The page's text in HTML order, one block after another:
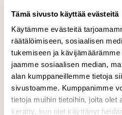
Tämä sivusto käyttää evästeitä
Käytämme evästeitä
räätälöimiseen, sosiaalisen
tukemiseen ja
jaamme sosiaalisen median,
alan kumppaneillemme tietoja
sivustoamme. Kumppanimme
tietoja muihin tietoihin, joita olet
kerätty, kun olet käyttänyt